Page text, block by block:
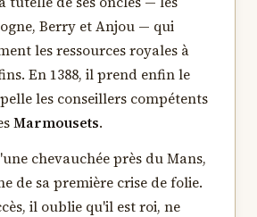
Berry et Anjou — qui
les ressources royales à
En 1388, il prend enfin le
les conseillers compétents
Marmousets.
chevauchée près du Mans,
de sa première crise de folie.
il oublie qu'il est roi, ne